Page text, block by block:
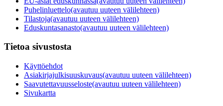
Puhelinluettelo(avautuu uuteen välilehteen)
Tilastoja(avautuu uuteen välilehteen)
Eduskuntasanasto(avautuu uuteen välilehteen)
Tietoa sivustosta
Käyttöehdot
Asiakirjajulkisuuskuvaus(avautuu uuteen välilehteen)
Saavutettavuusseloste(avautuu uuteen välilehteen)
Sivukartta